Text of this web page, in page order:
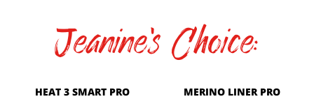
Jeanine's Choice:
HEAT 3 SMART PRO MERINO LINER PRO